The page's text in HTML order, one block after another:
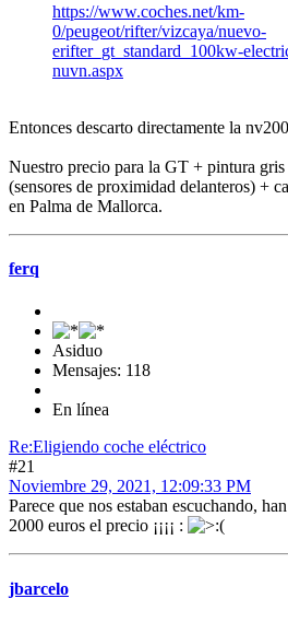
https://www.coches.net/km-
0/peugeot/rifter/vizcaya/nuevo-
erifter_gt_standard_100kw-
nuvn.aspx
Entonces descarto directamente la
Nuestro precio para la GT + pintura
(sensores de proximidad delanteros) +
en Palma de Mallorca.
ferq
Asiduo
Mensajes: 118
En línea
Re:Eligiendo coche eléctrico
#21
Noviembre 29, 2021, 12:09:33 PM
Parece que nos estaban escuchando,
2000 euros el precio ¡¡¡¡ :
jbarcelo